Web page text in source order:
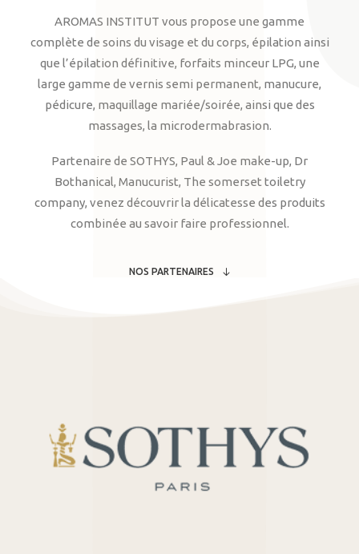
AROMAS INSTITUT vous propose une gamme
complète de soins du visage et du corps, épilation ainsi
que l’épilation définitive, forfaits minceur LPG, une
large gamme de vernis semi permanent, manucure,
pédicure, maquillage mariée/soirée, ainsi que des
massages, la microdermabrasion.
Partenaire de SOTHYS, Paul & Joe make-up, Dr
Bothanical, Manucurist, The somerset toiletry
company, venez découvrir la délicatesse des produits
combinée au savoir faire professionnel.
NOS PARTENAIRES